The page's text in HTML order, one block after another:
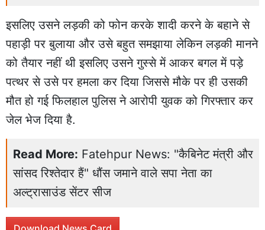
इसलिए उसने लड़की को फोन करके शादी करने के बहाने से
पहाड़ी पर बुलाया और उसे बहुत समझाया लेकिन लड़की मानने
को तैयार नहीं थी इसलिए उसने गुस्से में आकर बगल में पड़े
पत्थर से उसे पर हमला कर दिया जिससे मौके पर ही उसकी
मौत हो गई फिलहाल पुलिस ने आरोपी युवक को गिरफ्तार कर
जेल भेज दिया है.
Read More: Fatehpur News: "कैबिनेट मंत्री और
सांसद रिश्तेदार हैं" धौंस जमाने वाले सपा नेता का
अल्ट्रासाउंड सेंटर सीज